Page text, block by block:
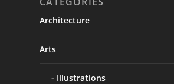
Architecture
Arts
Illustrations